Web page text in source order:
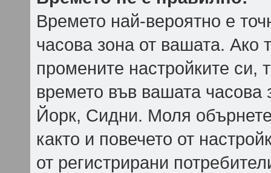
Времето най-вероятно е
часова зона от вашата.
промените настройките си,
времето във вашата
Йорк, Сидни. Моля
както и повечето от
от регистрирани